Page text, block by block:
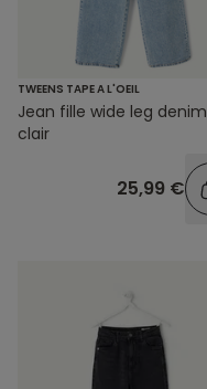
TWEENS TAPE A L'OEIL
Jean fille wide leg denim
clair
25,99 €